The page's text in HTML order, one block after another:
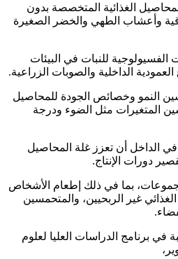
الغذائية المتخصصة بدون
وأعشاب الطهي والخضر الصغيرة
الفسيولوجية للنبات في البيئات
الداخلية والصوبات الزراعية.
النمو وخصائص الجودة للمحاصيل
المتغيرات مثل الضوء ودرجة
في الداخل أن تعزز غلة المحاصيل
دورات الإنتاج.
بما في ذلك إطعام الأشخاص
غير الربحيين، والمتحمسين
في برنامج الدراسات العليا لعلوم